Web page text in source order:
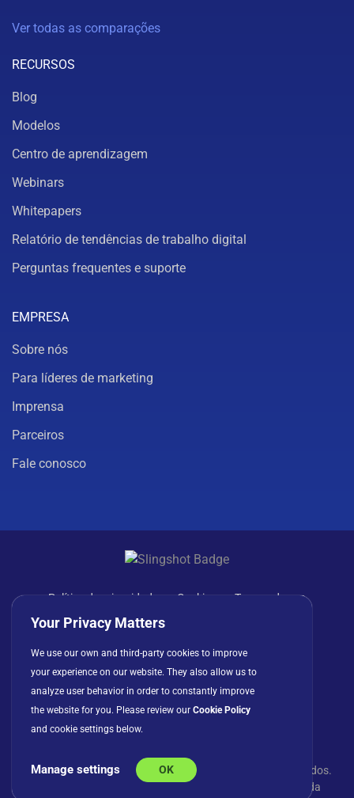
Ver todas as comparações
RECURSOS
Blog
Modelos
Centro de aprendizagem
Webinars
Whitepapers
Relatório de tendências de trabalho digital
Perguntas frequentes e suporte
EMPRESA
Sobre nós
Para líderes de marketing
Imprensa
Parceiros
Fale conosco
Política de privacidade Cookies
Termos de uso
Contrato de licença
© Copyright 2026 INFRAGISTICS. Todos os direitos reservados.
Slingshot e o logotipo Slingshot são marcas registradas da
Your Privacy Matters
We use our own and third-party cookies to improve
your experience on our website. They also allow us to
analyze user behavior in order to constantly improve
the website for you. Please review our Cookie Policy
and cookie settings below.
Manage settings OK